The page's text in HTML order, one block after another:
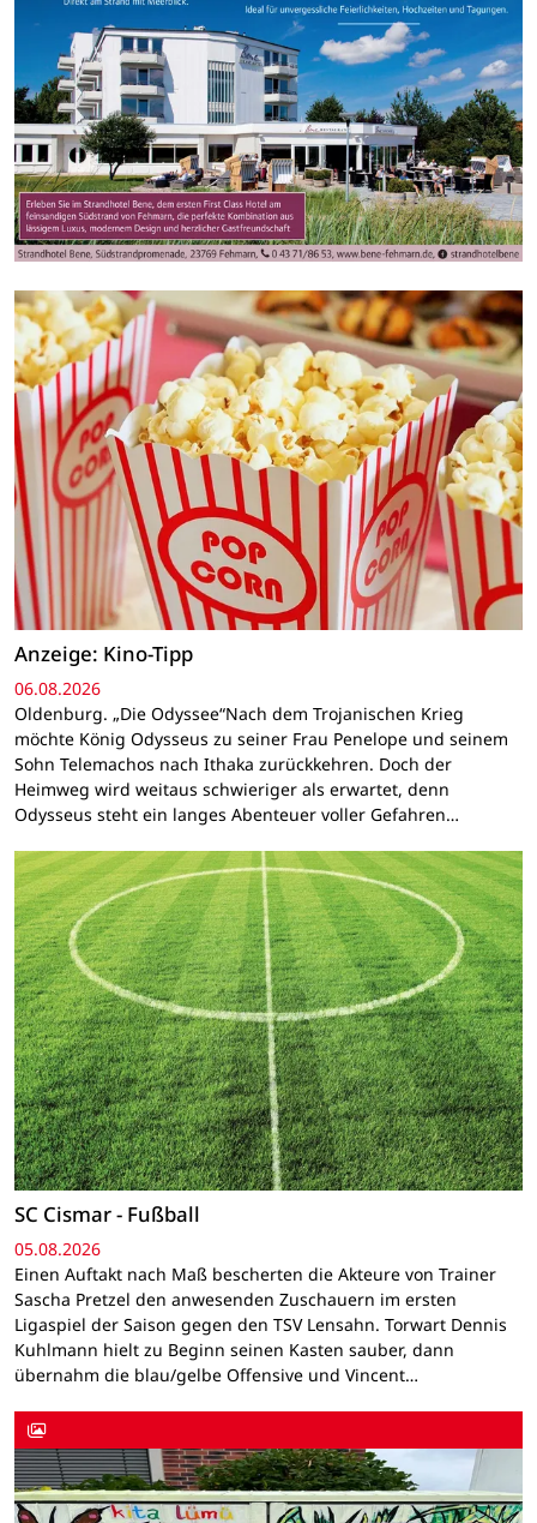
Anzeige: Kino-Tipp
06.08.2026
Oldenburg. „Die Odyssee“Nach dem Trojanischen Krieg
möchte König Odysseus zu seiner Frau Penelope und seinem
Sohn Telemachos nach Ithaka zurückkehren. Doch der
Heimweg wird weitaus schwieriger als erwartet, denn
Odysseus steht ein langes Abenteuer voller Gefahren…
SC Cismar - Fußball
05.08.2026
Einen Auftakt nach Maß bescherten die Akteure von Trainer
Sascha Pretzel den anwesenden Zuschauern im ersten
Ligaspiel der Saison gegen den TSV Lensahn. Torwart Dennis
Kuhlmann hielt zu Beginn seinen Kasten sauber, dann
übernahm die blau/gelbe Offensive und Vincent…